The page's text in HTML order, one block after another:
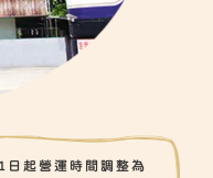
起營運時間調整為